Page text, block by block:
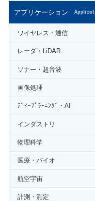
アプリケーション
ワイヤレス・通信
レーダ・LiDAR
ソナー・超音波
画像処理
ﾃﾞｨｰﾌﾟﾗｰﾆﾝｸﾞ・AI
インダストリ
物理科学
医療・バイオ
航空宇宙
計測・測定